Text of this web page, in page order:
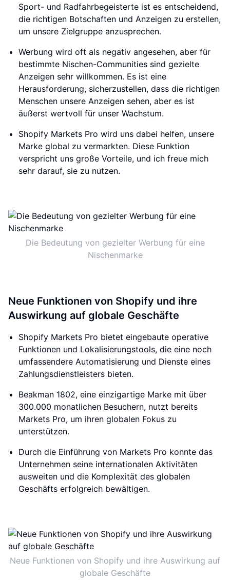
Sport- und Radfahrbegeisterte ist es entscheidend,
die richtigen Botschaften und Anzeigen zu erstellen,
um unsere Zielgruppe anzusprechen.
Werbung wird oft als negativ angesehen, aber für
bestimmte Nischen-Communities sind gezielte
Anzeigen sehr willkommen. Es ist eine
Herausforderung, sicherzustellen, dass die richtigen
Menschen unsere Anzeigen sehen, aber es ist
äußerst wertvoll für unser Wachstum.
Shopify Markets Pro wird uns dabei helfen, unsere
Marke global zu vermarkten. Diese Funktion
verspricht uns große Vorteile, und ich freue mich
sehr darauf, sie zu nutzen.
Die Bedeutung von gezielter Werbung für eine
Nischenmarke
Neue Funktionen von Shopify und ihre
Auswirkung auf globale Geschäfte
Shopify Markets Pro bietet eingebaute operative
Funktionen und Lokalisierungstools, die eine noch
umfassendere Automatisierung und Dienste eines
Zahlungsdienstleisters bieten.
Beakman 1802, eine einzigartige Marke mit über
300.000 monatlichen Besuchern, nutzt bereits
Markets Pro, um ihren globalen Fokus zu
unterstützen.
Durch die Einführung von Markets Pro konnte das
Unternehmen seine internationalen Aktivitäten
ausweiten und die Komplexität des globalen
Geschäfts erfolgreich bewältigen.
Neue Funktionen von Shopify und ihre Auswirkung auf
globale Geschäfte